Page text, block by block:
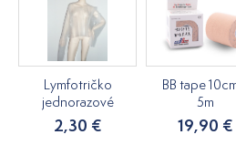
Lymfotričko
jednorazové
2,30 €
BB tape
5m
19,90 €